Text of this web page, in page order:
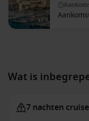
Wat is
7 nachten cruise